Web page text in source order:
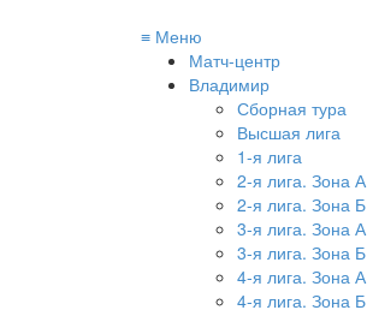
≡ Меню
Матч-центр
Владимир
Сборная тура
Высшая лига
1-я лига
2-я лига. Зона А
2-я лига. Зона Б
3-я лига. Зона А
3-я лига. Зона Б
4-я лига. Зона А
4-я лига. Зона Б